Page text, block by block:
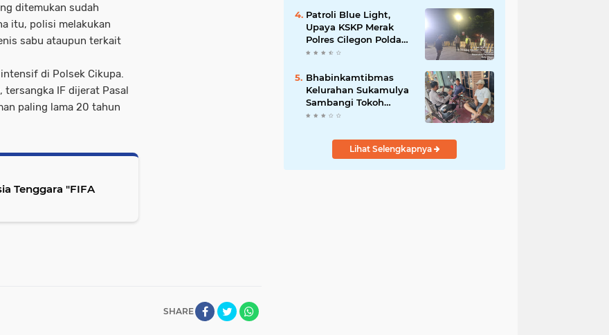
ditemukan sudah
itu, polisi melakukan
sabu ataupun terkait
di Polsek Cikupa.
IF dijerat Pasal
paling lama 20 tahun
"FIFA
SHARE
Patroli Blue Light,
Upaya KSKP Merak
Polres Cilegon Polda
Banten Tekan Aksi
Bhabinkamtibmas
Kelurahan Sukamulya
Sambangi Tokoh
Masyarakat, Perkuat
Kamtibmas
Lihat Selengkapnya